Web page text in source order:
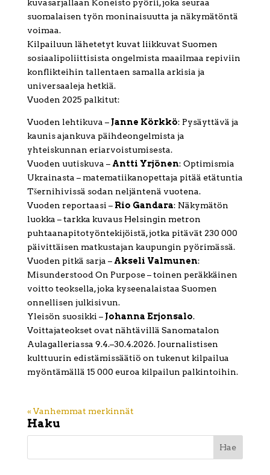
kuvasarjallaan Koneisto pyörii, joka seuraa
suomalaisen työn moninaisuutta ja näkymätöntä
voimaa.
Kilpailuun lähetetyt kuvat liikkuvat Suomen
sosiaalipoliittisista ongelmista maailmaa repiviin
konflikteihin tallentaen samalla arkisia ja
universaaleja hetkiä.
Vuoden 2025 palkitut:
Vuoden lehtikuva – Janne Körkkö: Pysäyttävä ja
kaunis ajankuva päihdeongelmista ja
yhteiskunnan eriarvoistumisesta.
Vuoden uutiskuva – Antti Yrjönen: Optimismia
Ukrainasta – matematiikanopettaja pitää etätuntia
Tšernihivissä sodan neljäntenä vuotena.
Vuoden reportaasi – Rio Gandara: Näkymätön
luokka – tarkka kuvaus Helsingin metron
puhtaanapitotyöntekijöistä, jotka pitävät 230 000
päivittäisen matkustajan kaupungin pyörimässä.
Vuoden pitkä sarja – Akseli Valmunen:
Misunderstood On Purpose – toinen peräkkäinen
voitto teoksella, joka kyseenalaistaa Suomen
onnellisen julkisivun.
Yleisön suosikki – Johanna Erjonsalo.
Voittajateokset ovat nähtävillä Sanomatalon
Aulagalleriassa 9.4.–30.4.2026. Journalistisen
kulttuurin edistämissäätiö on tukenut kilpailua
myöntämällä 15 000 euroa kilpailun palkintoihin.
« Vanhemmat merkinnät
Haku